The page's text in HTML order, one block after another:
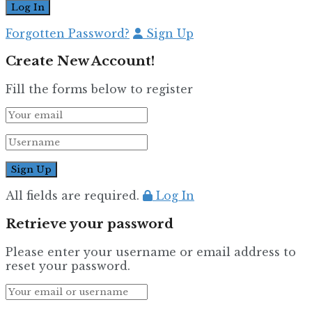
Forgotten Password? Sign Up
Create New Account!
Fill the forms below to register
All fields are required. Log In
Retrieve your password
Please enter your username or email address to
reset your password.